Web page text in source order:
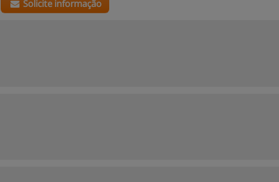
Solicite informação